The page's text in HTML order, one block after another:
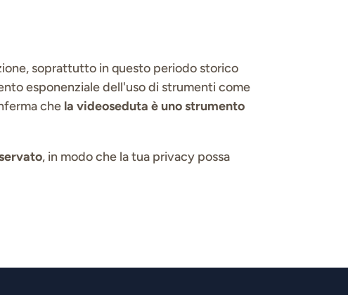
soprattutto in questo periodo storico
esponenziale dell'uso di strumenti come
che la videoseduta è uno strumento
, in modo che la tua privacy possa